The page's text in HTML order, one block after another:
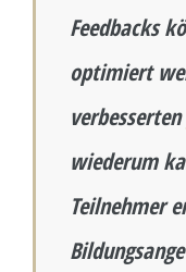
Feedbacks
optimiert
verbesserten
wiederum
Teilnehmer
Bildungsange